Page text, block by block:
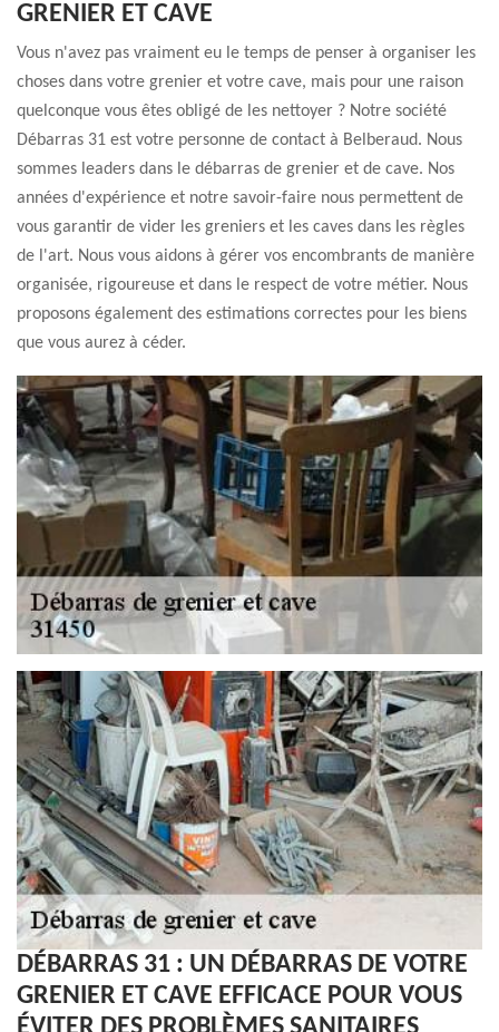
GRENIER ET CAVE
Vous n'avez pas vraiment eu le temps de penser à organiser les
choses dans votre grenier et votre cave, mais pour une raison
quelconque vous êtes obligé de les nettoyer ? Notre société
Débarras 31 est votre personne de contact à Belberaud. Nous
sommes leaders dans le débarras de grenier et de cave. Nos
années d'expérience et notre savoir-faire nous permettent de
vous garantir de vider les greniers et les caves dans les règles
de l'art. Nous vous aidons à gérer vos encombrants de manière
organisée, rigoureuse et dans le respect de votre métier. Nous
proposons également des estimations correctes pour les biens
que vous aurez à céder.
DÉBARRAS 31 : UN DÉBARRAS DE VOTRE
GRENIER ET CAVE EFFICACE POUR VOUS